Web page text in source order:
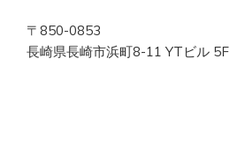
〒850-0853
長崎県長崎市浜町8-11 YTビル 5F